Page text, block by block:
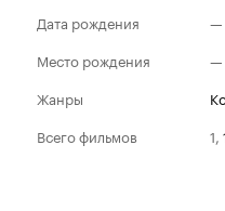
Дата рождения
—
Место рождения
—
Жанры
Всего фильмов
1,